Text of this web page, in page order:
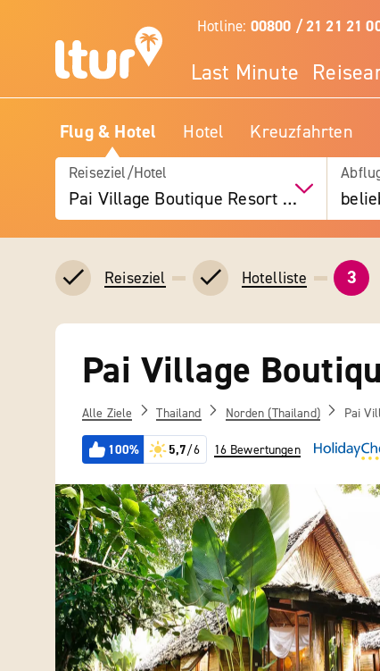
Hotline: 00800 / 21 21 21
Last Minute
Flug & Hotel Hotel Kreuzfahrten
Reiseziel/Hotel
Pai Village Boutique Resort & Farm
Reiseziel Hotelliste 3
Pai Village
Alle Ziele Thailand Norden (Thailand) Pai
100% 5,7/6 16 Bewertungen